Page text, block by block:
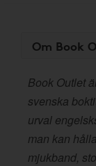
Om Book
Book Outlet
svenska
urval
man kan
mjukband,